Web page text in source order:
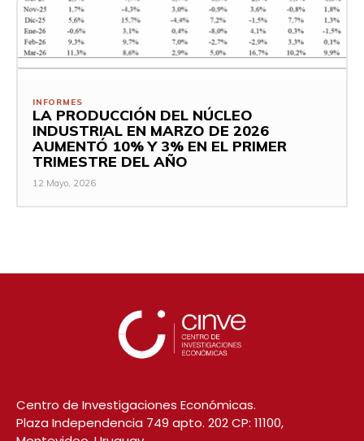
INFORMES
LA PRODUCCIÓN DEL NÚCLEO
INDUSTRIAL EN MARZO DE 2026
AUMENTÓ 10% Y 3% EN EL PRIMER
TRIMESTRE DEL AÑO
12 Mayo, 2026
Centro de Investigaciones Económicas.
Plaza Independencia 749 apto. 202 CP: 11100,